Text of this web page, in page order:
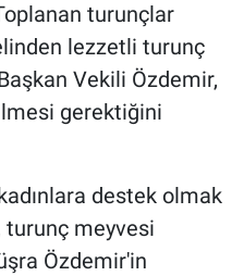
turunçlar
lezzetli turunç
Vekili Özdemir,
gerektiğini
destek olmak
turunç meyvesi
Özdemir'in